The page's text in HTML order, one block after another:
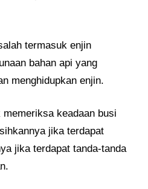
termasuk enjin
bahan api yang
menghidupkan enjin.
keadaan busi
jika terdapat
jika terdapat tanda-tanda